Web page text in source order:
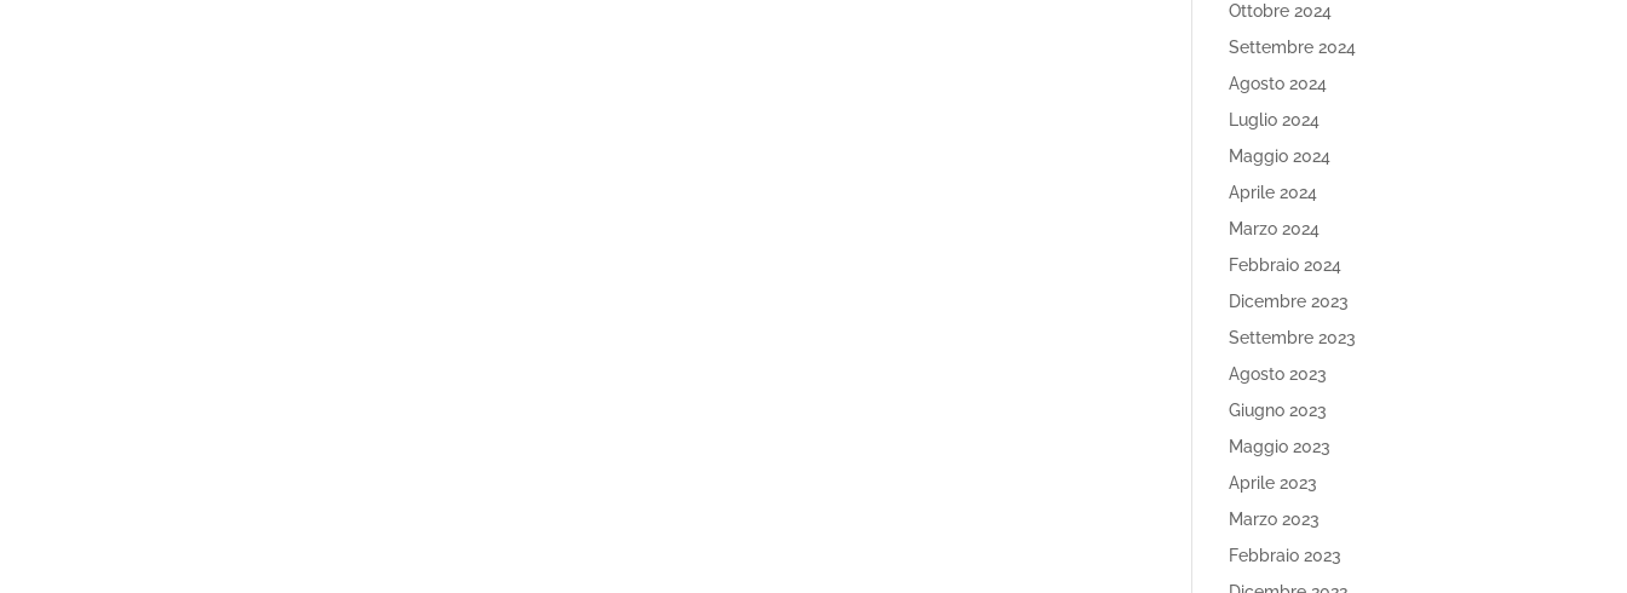
Ottobre 2024
Settembre 2024
Agosto 2024
Luglio 2024
Maggio 2024
Aprile 2024
Marzo 2024
Febbraio 2024
Dicembre 2023
Settembre 2023
Agosto 2023
Giugno 2023
Maggio 2023
Aprile 2023
Marzo 2023
Febbraio 2023